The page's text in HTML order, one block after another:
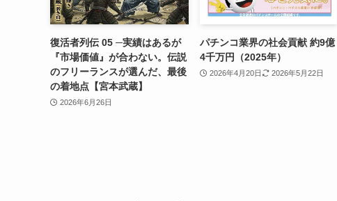
復活者列伝 05 ─実績はあるが
『市場価値』が合わない。伝説
のフリーランスが選んだ、最後
の着地点【宮本武蔵】
2026年6月26日
パチンコ業界の社会貢献 約9億
4千万円（2025年）
2026年4月20日 2026年5月22日